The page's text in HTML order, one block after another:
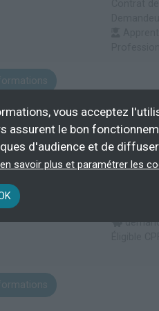
vous acceptez
assurent le bon
d'audience et de
en savoir plus et paramétrer les